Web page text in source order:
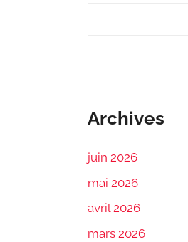
Archives
juin 2026
mai 2026
avril 2026
mars 2026